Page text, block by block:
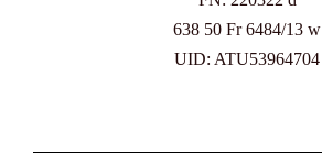
638 50 Fr 6484/13 w
UID: ATU53964704